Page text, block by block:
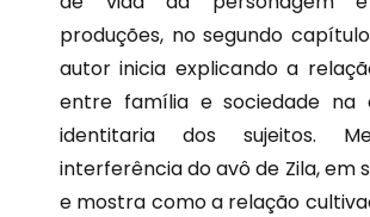
produções, no segundo
autor inicia explicando a
entre família e sociedade na
identitaria dos sujeitos.
interferência do avô de Zila, em
e mostra como a relação